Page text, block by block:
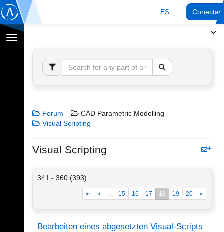
ES
Cambiar
navegación
Forum
CAD Parametric Modelling
Visual Scripting
Visual Scripting
341 - 360 (393)
⇤ « ... 15 16 17 18 19 20 »
Bearbeiten eines abgesetzten Visual-Scripts